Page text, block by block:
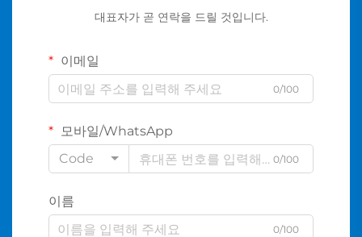
대표자가 곧 연락을 드릴 것입니다.
이메일
0/100
모바일/WhatsApp
Code
0/100
이름
0/100